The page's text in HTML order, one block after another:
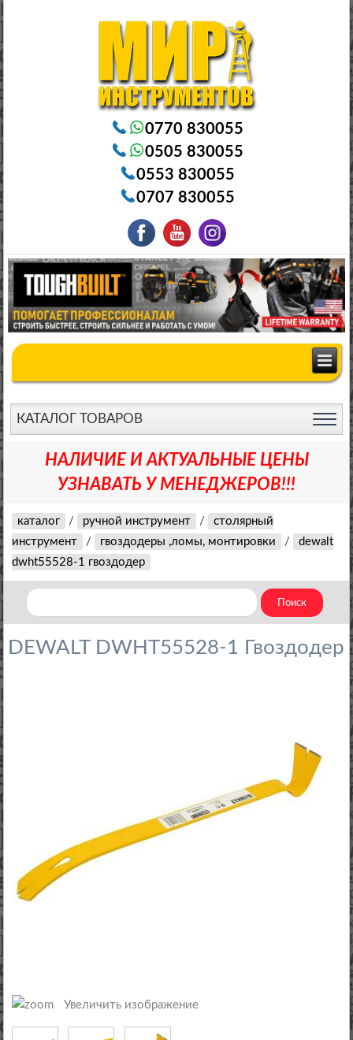
0770 830055
0505 830055
0553 830055
0707 830055
КАТАЛОГ ТОВАРОВ
НАЛИЧИЕ И АКТУАЛЬНЫЕ ЦЕНЫ
УЗНАВАТЬ У МЕНЕДЖЕРОВ!!!
каталог / ручной инструмент /
столярный
инструмент
/ гвоздодеры ,ломы, монтировки /
dewalt
dwht55528-1 гвоздодер
DEWALT DWHT55528-1 Гвоздодер
Увеличить изображение